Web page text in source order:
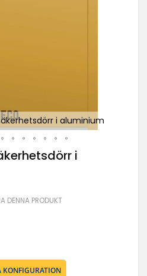
i aluminium
i
DENNA PRODUKT
KONFIGURATION